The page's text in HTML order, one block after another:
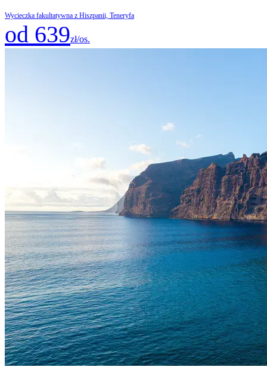
Wycieczka fakultatywna z Hiszpanii, Teneryfa
od 639zł/os.